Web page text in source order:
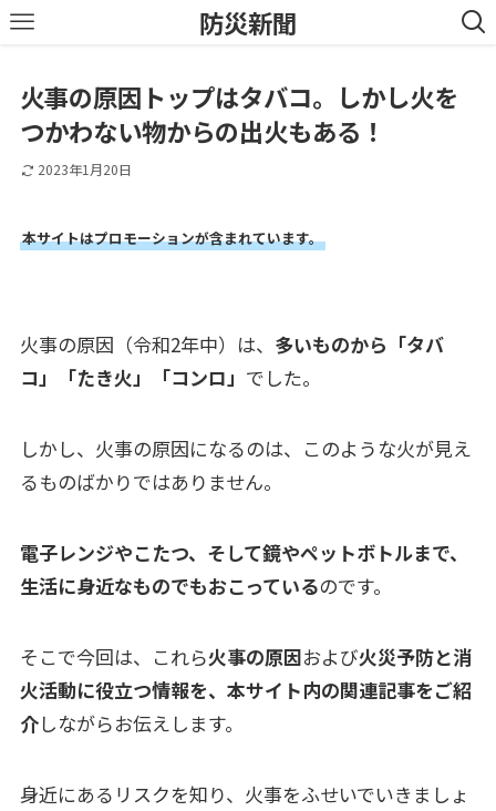
防災新聞
火事の原因トップはタバコ。しかし火を
つかわない物からの出火もある！
2023年1月20日
本サイトはプロモーションが含まれています。
火事の原因（令和2年中）は、 多いものから「タバ
コ」「たき火」「コンロ」 でした。
しかし、火事の原因になるのは、このような火が見え
るものばかりではありません。
電子レンジやこたつ、そして鏡やペットボトルまで、
生活に身近なものでもおこっているのです。
そこで今回は、これら火事の原因および火災予防と消
火活動に役立つ情報を、本サイト内の関連記事をご紹
介しながらお伝えします。
身近にあるリスクを知り、火事をふせいでいきましょ